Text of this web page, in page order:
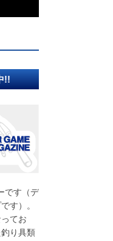
!!
です（デ
す）。
てお
り具類